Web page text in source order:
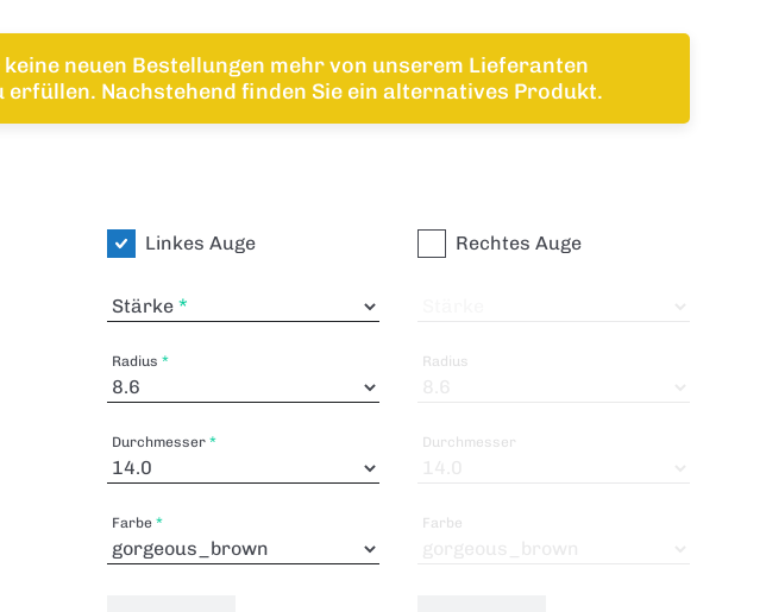
neuen Bestellungen mehr von unserem Lieferanten
Nachstehend finden Sie ein alternatives Produkt.
Linkes Auge
Stärke
Radius
Durchmesser
Farbe
Rechtes Auge
Radius
Durchmesser
Farbe